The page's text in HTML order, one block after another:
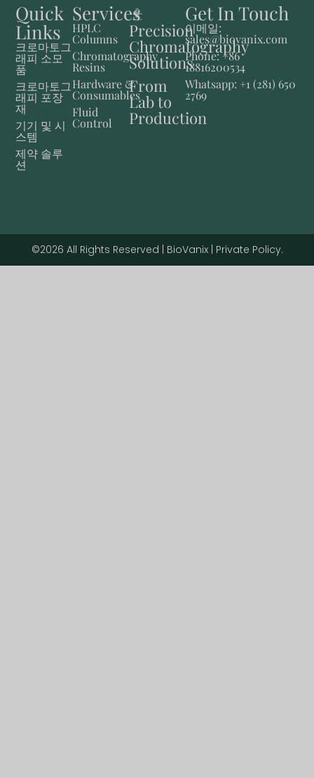
Precision
Chromatography
Solutions
From
Lab to
Production
Services
HPLC
Columns
Chromatography
Resins
Hardware &
Consumables
Fluid
Control
Quick
Links
크로마토그
래피 소모
품
크로마토그
래피 포장
재
기기 및 시
스템
제약 솔루
션
Get In Touch
이메일:
sales@biovanix.com
Phone: +86
18816200534
Whatsapp: +1 (281) 650
2769
©2026 All Rights Reserved | BioVanix | Private Policy.